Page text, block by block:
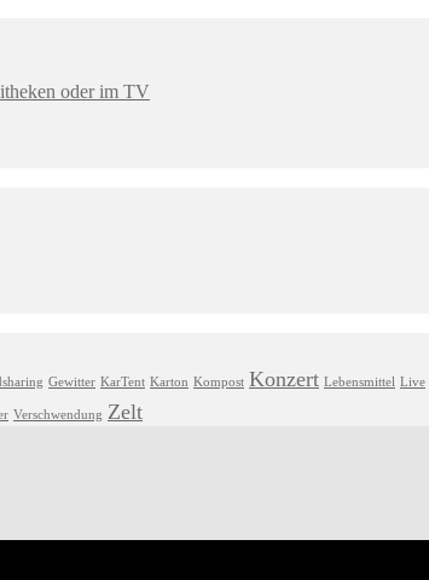
oder im TV
Gewitter KarTent Karton Kompost Konzert Lebensmittel Live
Verschwendung Zelt